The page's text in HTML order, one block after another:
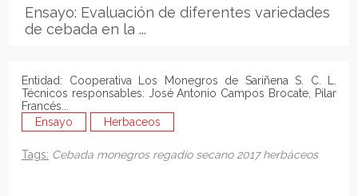
Ensayo: Evaluación de diferentes variedades
de cebada en la ...
Entidad: Cooperativa Los Monegros de Sariñena S. C. L.
Técnicos responsables: José Antonio Campos Brocate, Pilar
Francés...
Ensayo
Herbaceos
Tags: Cebada monegros regadío secano 2017herbáceos